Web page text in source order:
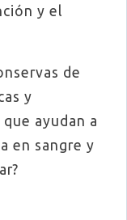
y el
de
y
ayudan a
en sangre y